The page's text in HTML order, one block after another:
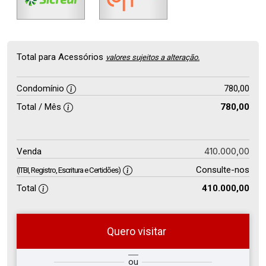
Total para Acessórios valores sujeitos a alteração.
Condomínio
780,00
Total / Mês
780,00
Venda 410.000,00
(ITBI, Registro, Escritura e Certidões)
Consulte-nos
Total
410.000,00
Quero visitar
ou
Qual o melhor dia e horário para